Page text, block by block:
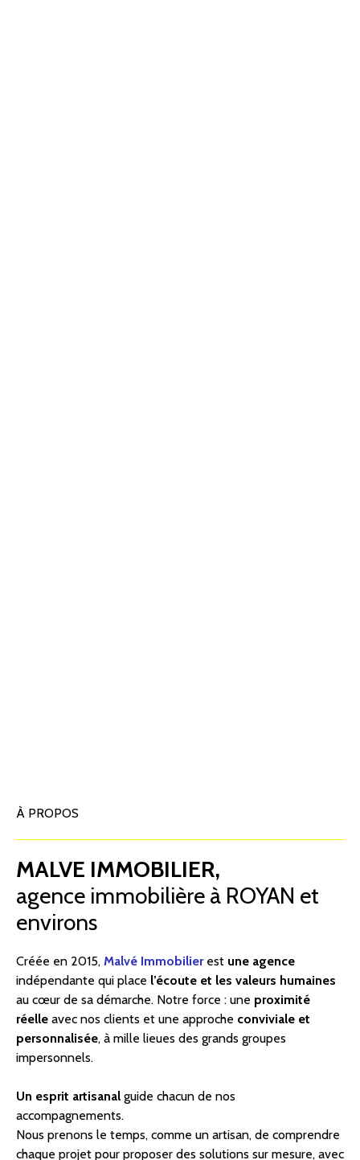
À PROPOS
MALVE IMMOBILIER,
agence immobilière à ROYAN et
environs
Créée en 2015, Malvé Immobilierest une agence
indépendante qui place l’écoute et les valeurs humaines
au cœur de sa démarche. Notre force : une proximité
réelle avec nos clients et une approche conviviale et
personnalisée, à mille lieues des grands groupes
impersonnels.
Un esprit artisanal guide chacun de nos
accompagnements.
Nous prenons le temps, comme un artisan, de comprendre
chaque projet pour proposer des solutions sur mesure, avec